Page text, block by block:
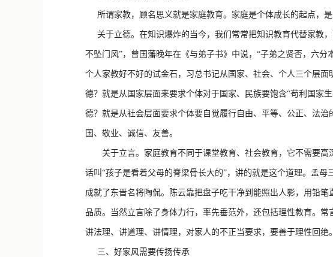
所谓家教，顾名思义就是家庭教育。家庭是个体成长的起点，
关于立德。在知识爆炸的当今，我们常常把知识教育代替家教，
不坠门风”，曾国藩晚年在《与弟子书》中说，“子弟之贤否，六
个人家教好不好的试金石，习总书记从国家、社会、个人三个层
德？就是从国家层面来要求个体对于国家、民族要饱含“苟利国家
德？就是从社会层面要求个体要自觉履行自由、平等、公正、法
国、敬业、诚信、友善。
关于立言。家庭教育不同于课堂教育、社会教育，它不需要高
话叫“孩子是看着父母的脊梁骨长大的”，讲的就是这个道理。孟
成就了东晋名将陶侃。陈云靠把盘子吃干净到能照出人影，用铅
品质。当然立言除了身体力行，率先垂范外，还包括理性教育。
讲法理、讲道理、讲情理，对家人的不正当要求，要善于理性回绝。
三、好家风需要传扬传承